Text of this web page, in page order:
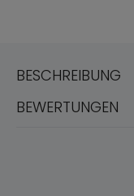
BESCHREIBUNG
BEWERTUNGEN